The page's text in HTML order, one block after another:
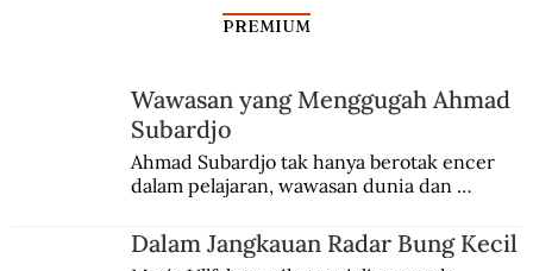
PREMIUM
Wawasan yang Menggugah Ahmad
Subardjo
Ahmad Subardjo tak hanya berotak encer
dalam pelajaran, wawasan dunia dan
Jules Verne, Multatuli, hingga Sun Yat-sen.
Dalam Jangkauan Radar Bung Kecil